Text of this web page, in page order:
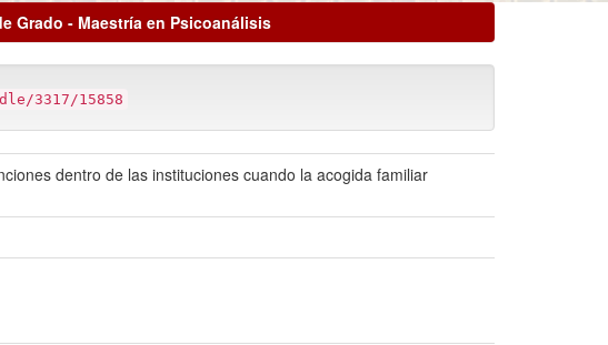
Grado - Maestría en Psicoanálisis
3317/15858
dentro de las instituciones cuando la acogida familiar